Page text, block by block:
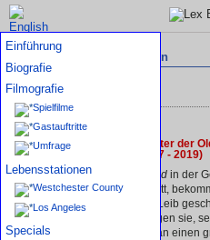
Einführung
Biografie
Filmografie
Spielfilme
Gastauftritte
Umfrage
Lebensstationen
Westchester County
Los Angeles
Specials
Archiv aktueller Mitteilungen
Mitteilungen — Archiv
27. Apr. 2019: Der Vater der
Martin Böttcher (1927 - 2019)
AlsOld Shatterhand in der
Kinoleinwand betritt,
Melodien auf den Leib
sich haben: Erklingen sie,
man erinnert sich an einen